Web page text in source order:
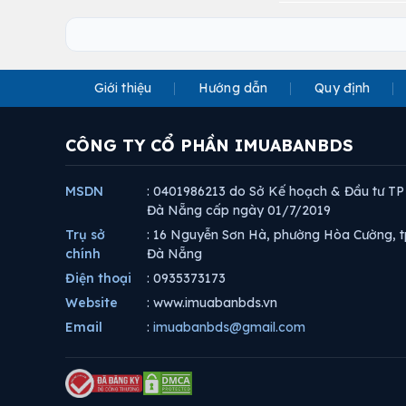
Giới thiệu Hướng dẫn Quy định
CÔNG TY CỔ PHẦN IMUABANBDS
MSDN
: 0401986213 do Sở Kế hoạch & Đầu tư TP
Đà Nẵng cấp ngày 01/7/2019
Trụ sở
chính
: 16 Nguyễn Sơn Hà, phường Hòa Cường,
Đà Nẵng
Điện thoại
: 0935373173
Website
: www.imuabanbds.vn
Email
: imuabanbds@gmail.com